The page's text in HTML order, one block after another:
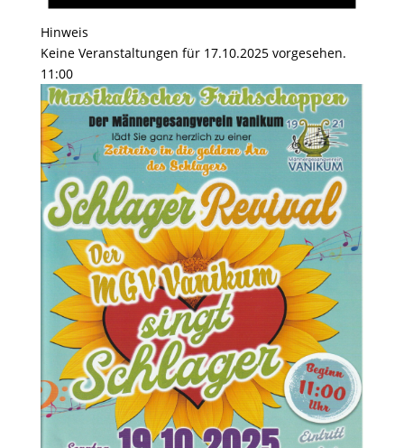
Hinweis
Keine Veranstaltungen für 17.10.2025 vorgesehen.
11:00